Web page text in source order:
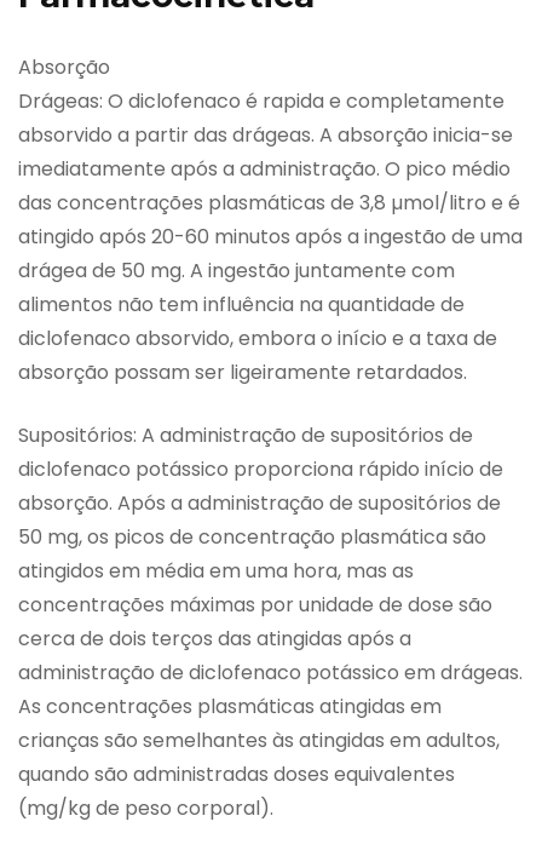
Absorção
Drágeas: O diclofenaco é rapida e completamente
absorvido a partir das drágeas. A absorção inicia-se
imediatamente após a administração. O pico médio
das concentrações plasmáticas de 3,8 µmol/litro e é
atingido após 20-60 minutos após a ingestão de uma
drágea de 50 mg. A ingestão juntamente com
alimentos não tem influência na quantidade de
diclofenaco absorvido, embora o início e a taxa de
absorção possam ser ligeiramente retardados.
Supositórios: A administração de supositórios de
diclofenaco potássico proporciona rápido início de
absorção. Após a administração de supositórios de
50 mg, os picos de concentração plasmática são
atingidos em média em uma hora, mas as
concentrações máximas por unidade de dose são
cerca de dois terços das atingidas após a
administração de diclofenaco potássico em drágeas.
As concentrações plasmáticas atingidas em
crianças são semelhantes às atingidas em adultos,
quando são administradas doses equivalentes
(mg/kg de peso corporal).